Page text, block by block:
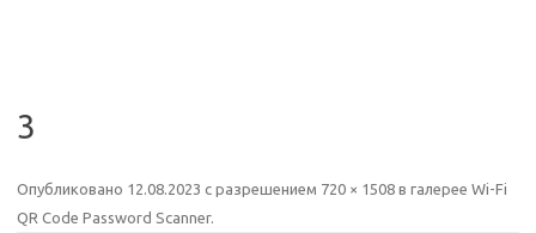
3
Опубликовано 12.08.2023 с разрешением 720 × 1508 в галерее Wi-Fi
QR Code Password Scanner.